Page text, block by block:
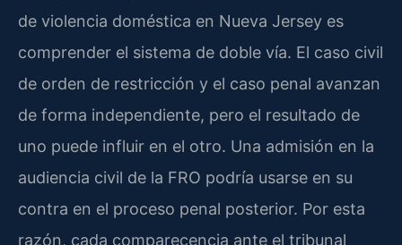
de violencia doméstica en Nueva Jersey es
comprender el sistema de doble vía. El caso civil
de orden de restricción y el caso penal avanzan
de forma independiente, pero el resultado de
uno puede influir en el otro. Una admisión en la
audiencia civil de la FRO podría usarse en su
contra en el proceso penal posterior. Por esta
razón, cada comparecencia ante el tribunal